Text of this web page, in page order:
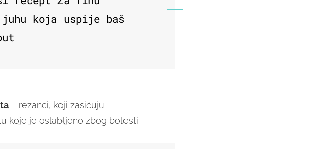
koja uspije baš
– rezanci, koji zasićuju
koje je oslabljeno zbog bolesti.